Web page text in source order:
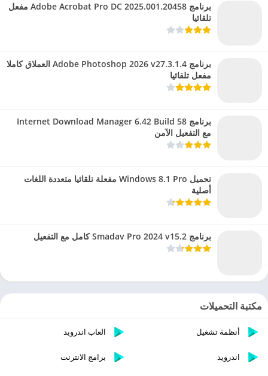
برنامج Adobe Acrobat Pro DC 2025.001.20458 مفعل
تلقائيا
برنامج Adobe Photoshop 2026 v27.3.1.4 العملاق كاملا
مفعل تلقائيا
برنامج Internet Download Manager 6.42 Build 58
مع التفعيل الآمن
تحميل Windows 8.1 Pro مفعلة تلقائيا متعددة اللغات
أصلية
برنامج Smadav Pro 2024 v15.2 كامل مع التفعيل
مكتبة التحميلات
أنظمة تشغيل العاب اندرويد
اندرويد برامج الانترنت